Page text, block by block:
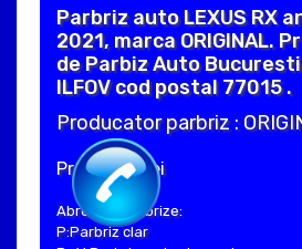
Parbriz auto LEXUS RX
2021, marca ORIGINAL.
de Parbiz Auto Bucuresti
ILFOV cod postal 77015 .
Producator parbriz :
Pret : 570 Lei
Abrevieri parbrize:
P:Parbriz clar